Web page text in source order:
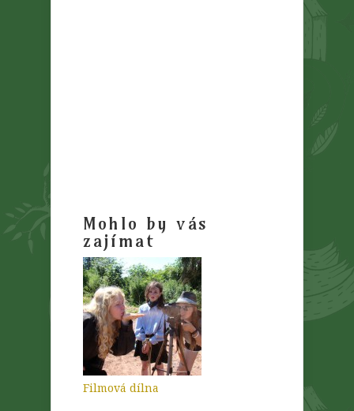
Mohlo by vás
zajímat
Filmová dílna